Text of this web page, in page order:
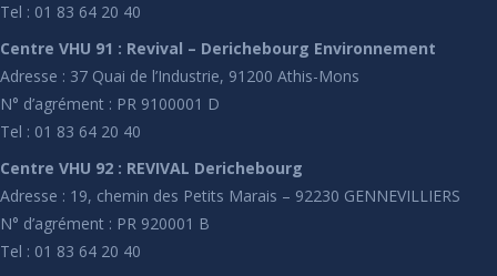
Tel : 01 83 64 20 40
Centre VHU 91 : Revival – Derichebourg Environnement
Adresse : 37 Quai de l’Industrie, 91200 Athis-Mons
N° d’agrément : PR 9100001 D
Tel : 01 83 64 20 40
Centre VHU 92 : REVIVAL Derichebourg
Adresse : 19, chemin des Petits Marais – 92230 GENNEVILLIERS
N° d’agrément : PR 920001 B
Tel : 01 83 64 20 40